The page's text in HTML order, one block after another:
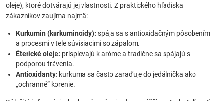
oleje), ktoré dotvárajú jej vlastnosti. Z praktického hľadiska
zákazníkov zaujíma najmä:
Kurkumin (kurkuminoidy): spája sa s antioxidačným pôsobením
a procesmi v tele súvisiacimi so zápalom.
Éterické oleje: prispievajú k aróme a tradične sa spájajú s
podporou trávenia.
Antioxidanty: kurkuma sa často zaraďuje do jedálnička ako
„ochranné“ korenie.